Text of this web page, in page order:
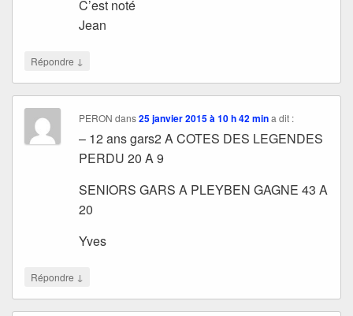
C’est noté
Jean
Répondre ↓
PERON dans25 janvier 2015 à 10 h 42 min a dit :
– 12 ans gars2 A COTES DES LEGENDES
PERDU 20 A 9
SENIORS GARS A PLEYBEN GAGNE 43 A
20
Yves
Répondre ↓